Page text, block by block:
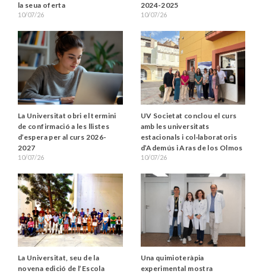
la seua oferta
10/07/26
2024-2025
10/07/26
La Universitat obri el termini
de confirmació a les llistes
d’espera per al curs 2026-
2027
10/07/26
UV Societat conclou el curs
amb les universitats
estacionals i col·laboratoris
d’Ademús i Aras de los Olmos
10/07/26
La Universitat, seu de la
novena edició de l’Escola
Una quimioteràpia
experimental mostra